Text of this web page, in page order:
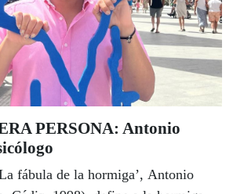
PERSONA: Antonio
fábula de la hormiga’, Antonio